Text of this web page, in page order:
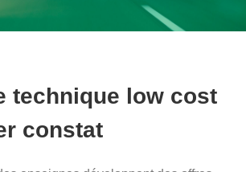
technique low cost
constat